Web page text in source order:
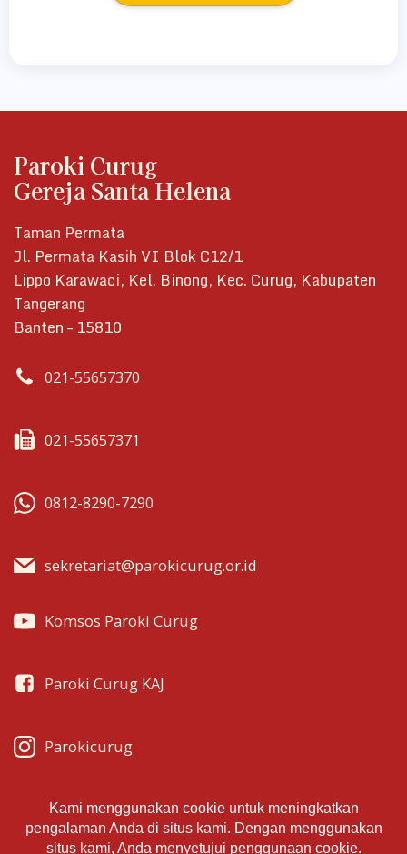
021-55657370
021-55657371
0812-8290-7290
sekretariat@parokicurug.or.id
Paroki Curug
Gereja Santa Helena
Taman Permata
Jl. Permata Kasih VI Blok C12/1
Lippo Karawaci, Kel. Binong, Kec. Curug, Kabupaten
Tangerang
Banten – 15810
Komsos Paroki Curug
Paroki Curug KAJ
Parokicurug
Parokicurug